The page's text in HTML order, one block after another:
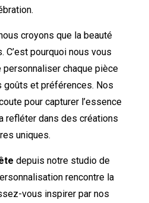
croyons que la beauté
pourquoi nous vous
chaque pièce
et préférences. Nos
pour capturer l’essence
refléter dans des créations
uniques.
depuis notre studio de
rencontre la
vous inspirer par nos